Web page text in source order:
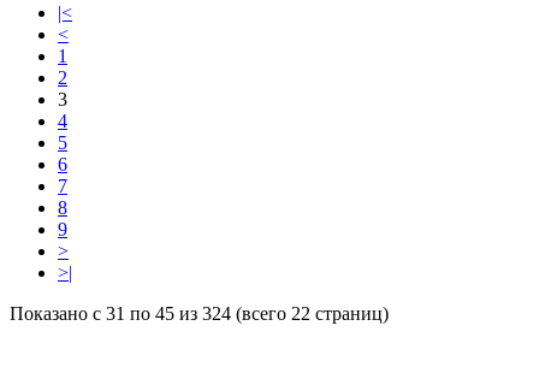
|<
<
1
2
3
4
5
6
7
8
9
>
>|
Показано с 31 по 45 из 324 (всего 22 страниц)